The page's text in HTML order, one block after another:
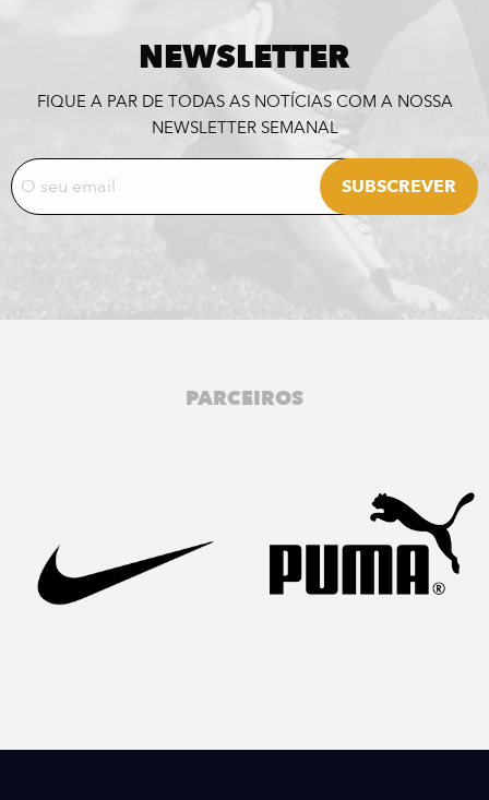
NEWSLETTER
FIQUE A PAR DE TODAS AS NOTÍCIAS COM A NOSSA
NEWSLETTER SEMANAL
PARCEIROS